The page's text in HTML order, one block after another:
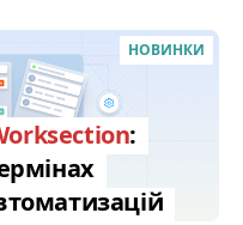
НОВИНКИ
: